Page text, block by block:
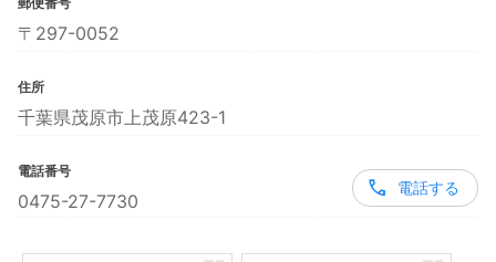
〒297-0052
住所
千葉県茂原市上茂原423-1
電話番号
0475-27-7730
電話する